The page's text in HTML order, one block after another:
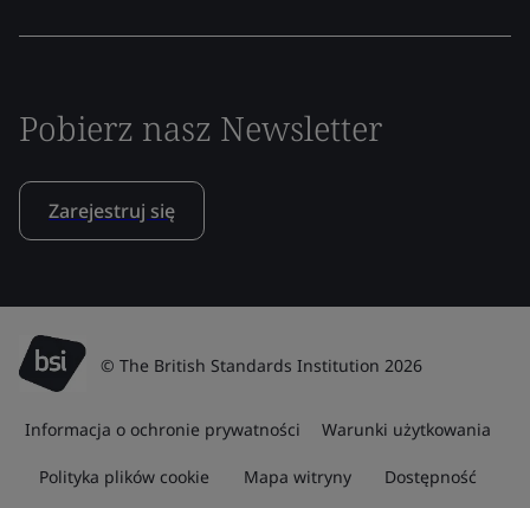
Pobierz nasz Newsletter
Zarejestruj się
© The British Standards Institution 2026
Informacja o ochronie prywatności Warunki użytkowania
Polityka plików cookie Mapa witryny Dostępność